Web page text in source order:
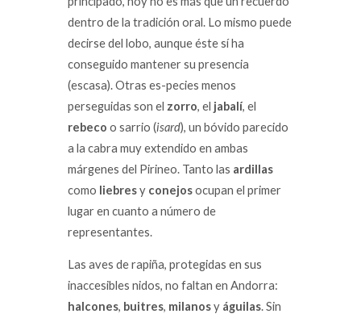
dentro de la tradición oral. Lo mismo puede
decirse del lobo, aunque éste sí ha
conseguido mantener su presencia
(escasa). Otras es-pecies menos
perseguidas son el zorro, el jabalí, el
rebeco o sarrio (isard), un bóvido parecido
a la cabra muy extendido en ambas
márgenes del Pirineo. Tanto las ardillas
como liebresy conejosocupan el primer
lugar en cuanto a número de
representantes.
Las aves de rapiña, protegidas en sus
inaccesibles nidos, no faltan en Andorra:
halcones, buitres, milanosy águilas. Sin